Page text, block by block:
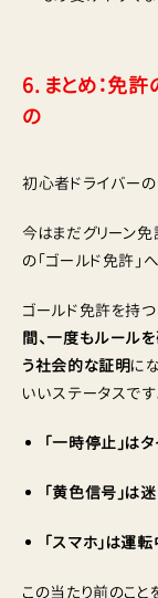
6. まとめ：免
の
初心者ドライバー
今はまだグリーン
の「ゴールド免許」
ゴールド免許を持つ
間、一度もルール
う社会的な証明に
いいステータスです
「一時停止」は
「黄色信号」は
「スマホ」は運
この当たり前のこ